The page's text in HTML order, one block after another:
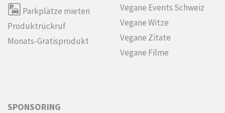
Parkplätze mieten
Produktrückruf
Monats-Gratisprodukt
Vegane Events Schweiz
Vegane Witze
Vegane Zitate
Vegane Filme
SPONSORING